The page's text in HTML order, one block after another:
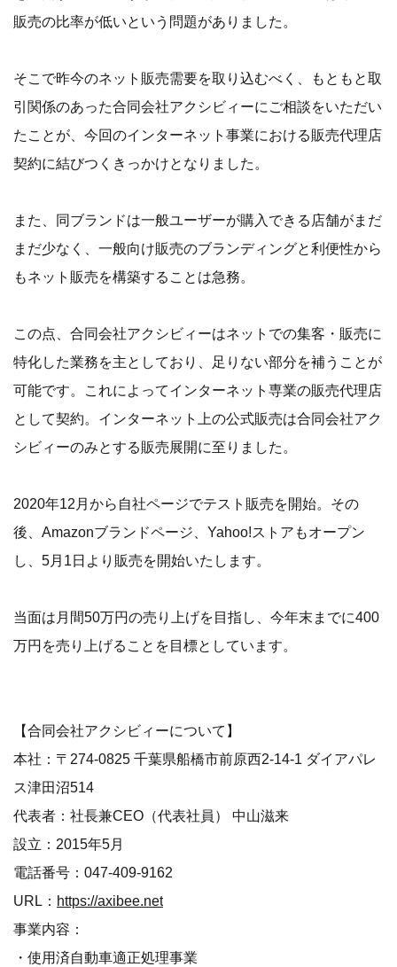
販売の比率が低いという問題がありました。
そこで昨今のネット販売需要を取り込むべく、もともと取
引関係のあった合同会社アクシビィーにご相談をいただい
たことが、今回のインターネット事業における販売代理店
契約に結びつくきっかけとなりました。
また、同ブランドは一般ユーザーが購入できる店舗がまだ
まだ少なく、一般向け販売のブランディングと利便性から
もネット販売を構築することは急務。
この点、合同会社アクシビィーはネットでの集客・販売に
特化した業務を主としており、足りない部分を補うことが
可能です。これによってインターネット専業の販売代理店
として契約。インターネット上の公式販売は合同会社アク
シビィーのみとする販売展開に至りました。
2020年12月から自社ページでテスト販売を開始。その
後、Amazonブランドページ、Yahoo!ストアもオープン
し、5月1日より販売を開始いたします。
当面は月間50万円の売り上げを目指し、今年末までに400
万円を売り上げることを目標としています。
【合同会社アクシビィーについて】
本社：〒274-0825 千葉県船橋市前原西2-14-1 ダイアパレ
ス津田沼514
代表者：社長兼CEO（代表社員） 中山滋来
設立：2015年5月
電話番号：047-409-9162
URL： https://axibee.net
事業内容：
・使用済自動車適正処理事業